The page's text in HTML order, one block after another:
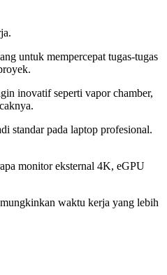
untuk mempercepat tugas-tugas
inovatif seperti vapor chamber,
standar pada laptop profesional.
monitor eksternal 4K, eGPU
waktu kerja yang lebih